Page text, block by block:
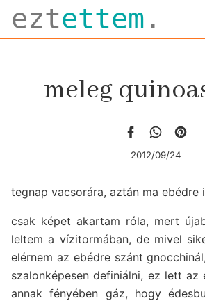
eztettem .
meleg
2012/09/24
tegnap vacsorára, aztán ma ebédre
csak képet akartam róla, mert
leltem a vízitormában, de mivel
elérnem az ebédre szánt
szalonképesen definiálni, ez lett az
annak fényében gáz, hogy